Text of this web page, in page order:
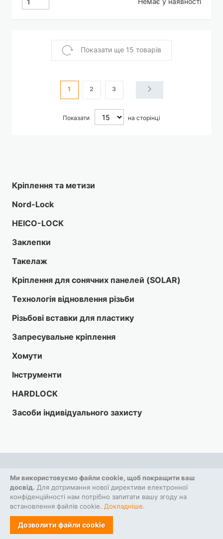
Ми використовуємо файли cookie, щоб покращити ваш
досвід. Для дотримання нової директиви електронної
конфіденційності нам потрібно запитати вашу згоду на
встановлення файлів cookie. Докладніше.
Дозволити файли cookie
Показати ще 15 товарів
You're currently reading page
1 Сторінка
2 Сторінка
3
Показати на сторінці
Кріплення та метизи
Nord-Lock
HEICO-LOCK
Заклепки
Такелаж
Кріплення для сонячних панелей (SOLAR)
Технологія відновлення різьби
Різьбові вставки для пластику
Запресувальне кріплення
Хомути
Інструменти
HARDLOCK
Засоби індивідуального захисту
Ми у соціальних мережах:
ГОЛОВНИЙ ОФІС